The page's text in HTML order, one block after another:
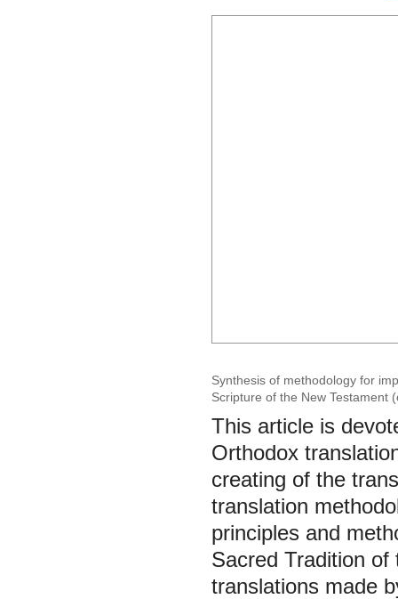
Synthesis of methodology for
Scripture of the New Testament
This article is
Orthodox
creating of the
translation
principles and
Sacred Tradition
translations made